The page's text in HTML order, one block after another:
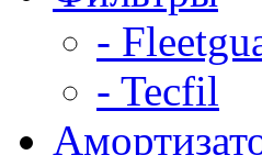
-
- Tecfil